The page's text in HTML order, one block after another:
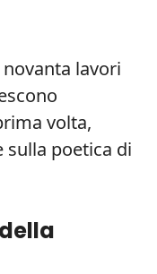
lavori
volta,
poetica di